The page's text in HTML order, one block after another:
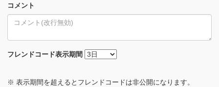
コメント
フレンドコード表示期間
※ 表示期間を超えるとフレンドコードは非公開になります。